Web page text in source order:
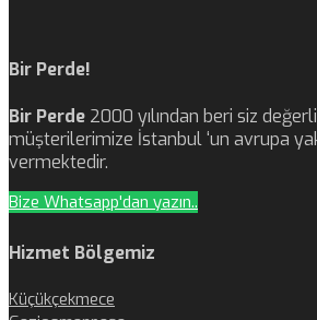
Bir Perde!
Bir Perde 2000 yılından beri siz değerli
müşterilerimize İstanbul ‘un avrupa
vermektedir.
Bize Whatsapp'dan yazın..
Hizmet Bölgemiz
Küçükçekmece